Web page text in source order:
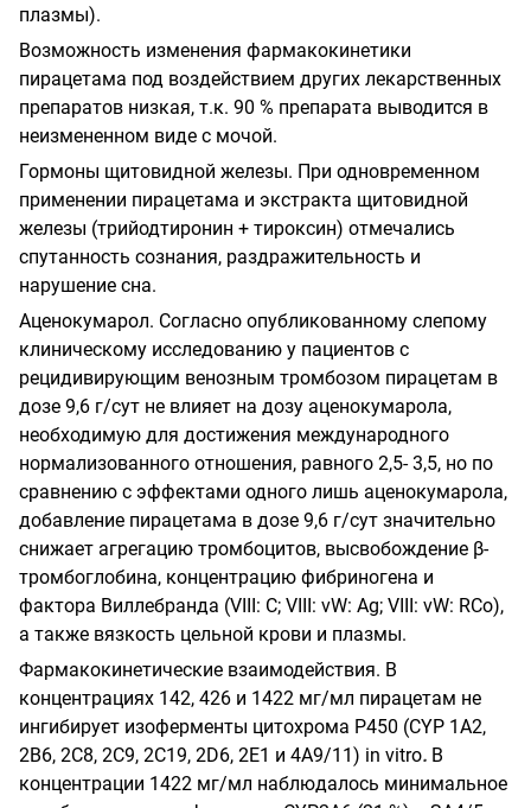
плазмы).
Возможность изменения фармакокинетики
пирацетама под воздействием других лекарственных
препаратов низкая, т.к. 90 % препарата выводится в
неизмененном виде с мочой.
Гормоны щитовидной железы. При одновременном
применении пирацетама и экстракта щитовидной
железы (трийодтиронин + тироксин) отмечались
спутанность сознания, раздражительность и
нарушение сна.
Аценокумарол. Согласно опубликованному слепому
клиническому исследованию у пациентов с
рецидивирующим венозным тромбозом пирацетам в
дозе 9,6 г/сут не влияет на дозу аценокумарола,
необходимую для достижения международного
нормализованного отношения, равного 2,5- 3,5, но по
сравнению с эффектами одного лишь аценокумарола,
добавление пирацетама в дозе 9,6 г/сут значительно
снижает агрегацию тромбоцитов, высвобождение β-
тромбоглобина, концентрацию фибриногена и
фактора Виллебранда (VIII: С; VIII: vW: Ag; VIII: vW: RCo),
а также вязкость цельной крови и плазмы.
Фармакокинетические взаимодействия. В
концентрациях 142, 426 и 1422 мг/мл пирацетам не
ингибирует изоферменты цитохрома Р450 (CYP 1А2,
2В6, 2С8, 2С9, 2С19, 2D6, 2Е1 и 4А9/11) in vitro. В
концентрации 1422 мг/мл наблюдалось минимальное